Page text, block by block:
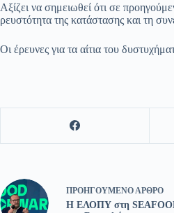
Αξίζει να σημειωθεί ότι σε
ρευστότητα της κατάστασης και τη
Οι έρευνες για τα αίτια του
ΠΡΟΗΓΟΎΜΕΝΟΆΡΘΡΟ
Η ΕΛΟΠΥ στη